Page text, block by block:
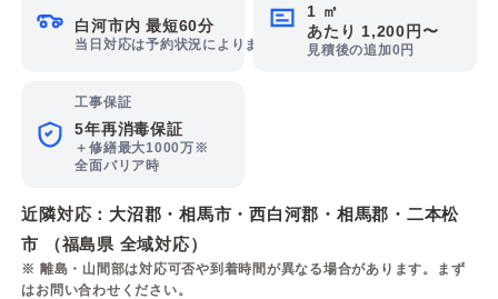
白河市内 最短60分
当日対応は予約状況によります
1 ㎡
あたり 1,200円〜
見積後の追加0円
工事保証
5年再消毒保証
＋修繕最大1000万※
全面バリア時
近隣対応： 大沼郡 ・相馬市 ・西白河郡 ・ 相馬郡 ・ 二本松
市 （福島県 全域対応）
※ 離島・山間部は対応可否や到着時間が異なる場合があります。まず
はお問い合わせください。